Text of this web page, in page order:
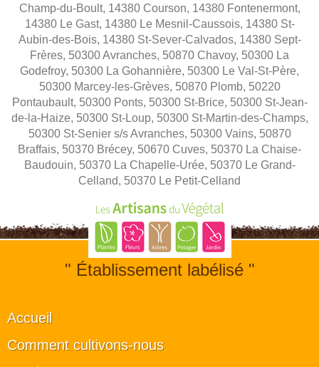
Champ-du-Boult, 14380 Courson, 14380 Fontenermont,
14380 Le Gast, 14380 Le Mesnil-Caussois, 14380 St-
Aubin-des-Bois, 14380 St-Sever-Calvados, 14380 Sept-
Frères, 50300 Avranches, 50870 Chavoy, 50300 La
Godefroy, 50300 La Gohannière, 50300 Le Val-St-Père,
50300 Marcey-les-Grèves, 50870 Plomb, 50220
Pontaubault, 50300 Ponts, 50300 St-Brice, 50300 St-Jean-
de-la-Haize, 50300 St-Loup, 50300 St-Martin-des-Champs,
50300 St-Senier s/s Avranches, 50300 Vains, 50870
Braffais, 50370 Brécey, 50670 Cuves, 50370 La Chaise-
Baudouin, 50370 La Chapelle-Urée, 50370 Le Grand-
Celland, 50370 Le Petit-Celland
" Établissement labélisé "
Accueil
Comment cultivons-nous